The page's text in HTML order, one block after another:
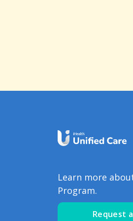
Learn more
Program.
Request